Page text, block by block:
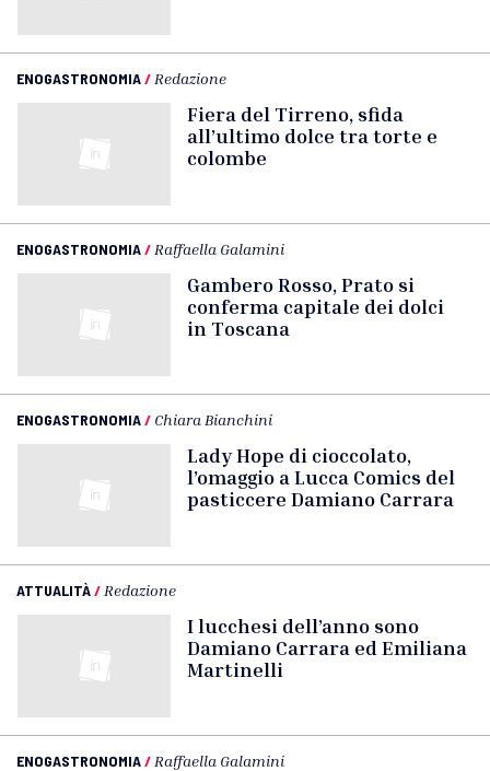
ENOGASTRONOMIA/ Redazione
Fiera del Tirreno, sfida
all’ultimo dolce tra torte e
colombe
ENOGASTRONOMIA/ Raffaella Galamini
Gambero Rosso, Prato si
conferma capitale dei dolci
in Toscana
ENOGASTRONOMIA/ Chiara Bianchini
Lady Hope di cioccolato,
l’omaggio a Lucca Comics del
pasticcere Damiano Carrara
ATTUALITÀ/ Redazione
I lucchesi dell’anno sono
Damiano Carrara ed Emiliana
Martinelli
ENOGASTRONOMIA/ Raffaella Galamini